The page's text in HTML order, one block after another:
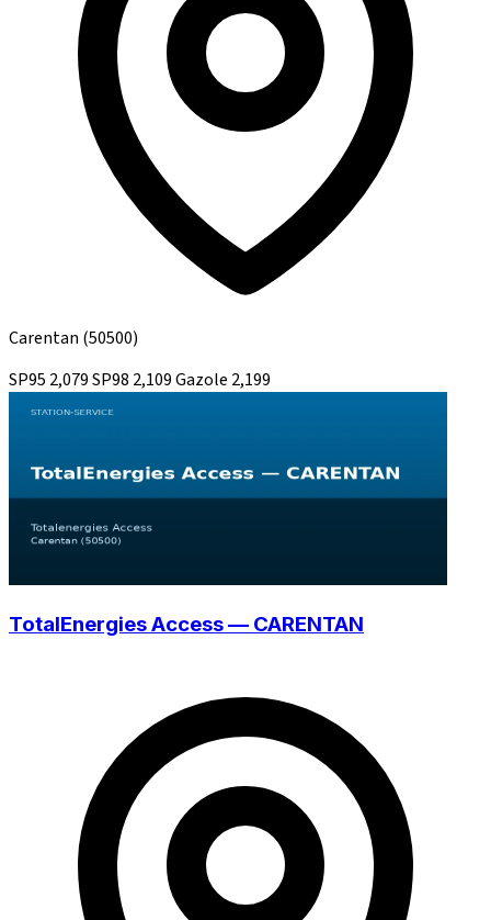
Carentan (50500)
SP95 2,079SP98 2,109Gazole 2,199
TotalEnergies Access — CARENTAN